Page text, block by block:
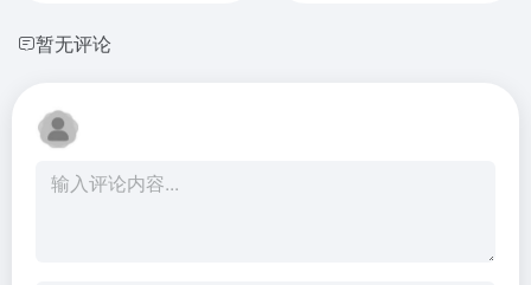
暂无评论